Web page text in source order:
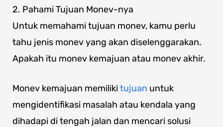
2. Pahami Tujuan Monev-nya
Untuk memahami tujuan monev, kamu perlu
tahu jenis monev yang akan diselenggarakan.
Apakah itu monev kemajuan atau monev akhir.
Monev kemajuan memilikitujuan untuk
mengidentifikasi masalah atau kendala yang
dihadapi di tengah jalan dan mencari solusi